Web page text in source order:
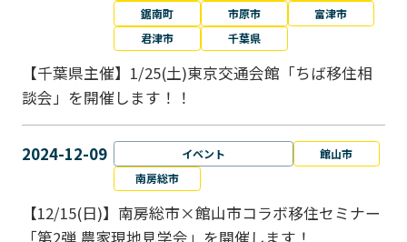
鋸南町
市原市
富津市
君津市
千葉県
【千葉県主催】1/25(土)東京交通会館「ちば移住相
談会」を開催します！！
2024-12-09 イベント
館山市
南房総市
【12/15(日)】南房総市×館山市コラボ移住セミナー
「第2弾 農家現地見学会」を開催します！